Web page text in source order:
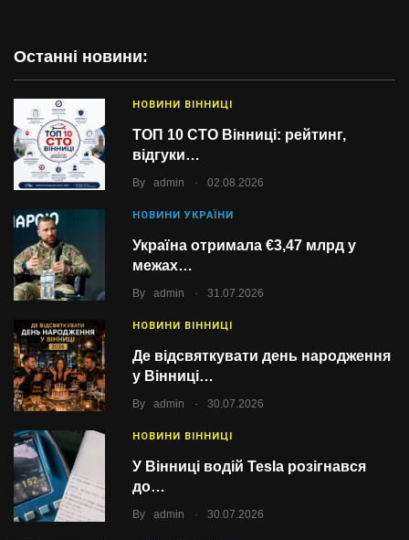
Останні новини:
НОВИНИ ВІННИЦІ
ТОП 10 СТО Вінниці: рейтинг,
відгуки…
By admin . 02.08.2026
НОВИНИ УКРАЇНИ
Україна отримала €3,47 млрд у
межах…
By admin . 31.07.2026
НОВИНИ ВІННИЦІ
Де відсвяткувати день народження
у Вінниці…
By admin . 30.07.2026
НОВИНИ ВІННИЦІ
У Вінниці водій Tesla розігнався
до…
By admin . 30.07.2026